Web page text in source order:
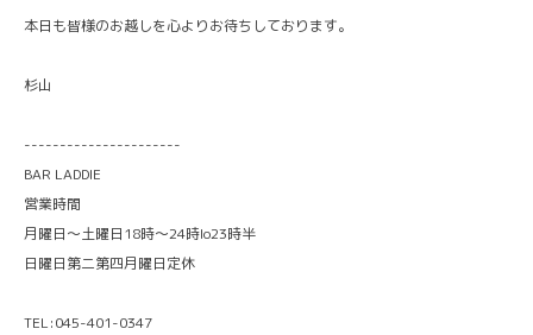
本日も皆様のお越しを心よりお待ちしております。
杉山
----------------------
BAR LADDIE
営業時間
月曜日〜土曜日18時〜24時lo23時半
日曜日第二第四月曜日定休
TEL:045-401-0347